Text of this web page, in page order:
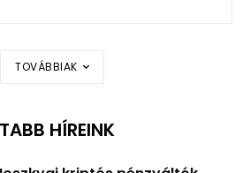
TOVÁBBIAK
HÍREINK